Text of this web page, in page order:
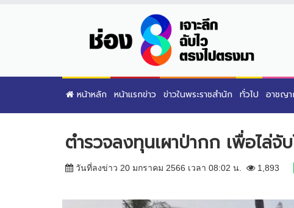
หน้าหลัก หน้าแรกข่าว ข่าวในพระราชสำนัก ทั่วไป อาชญา
ตำรวจลงทุนเผาป่ากก เพื่อไล่จั
วันที่ลงข่าว 20 มกราคม 2566 เวลา 08:02 น. 1,893